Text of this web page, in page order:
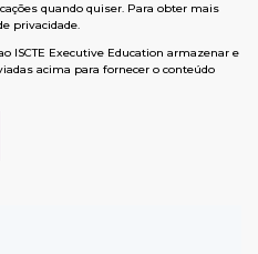
quando quiser. Para obter mais
privacidade.
ISCTE Executive Education armazenar e
acima para fornecer o conteúdo